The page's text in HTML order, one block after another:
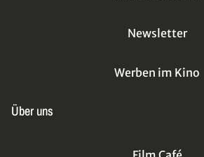
Newsletter
Werben im Kino
Über uns